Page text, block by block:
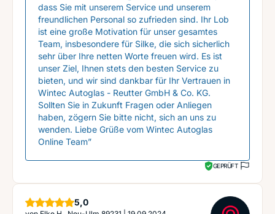
dass Sie mit unserem Service und unserem
freundlichen Personal so zufrieden sind. Ihr Lob
ist eine große Motivation für unser gesamtes
Team, insbesondere für Silke, die sich sicherlich
sehr über Ihre netten Worte freuen wird. Es ist
unser Ziel, Ihnen stets den besten Service zu
bieten, und wir sind dankbar für Ihr Vertrauen in
Wintec Autoglas - Reutter GmbH & Co. KG.
Sollten Sie in Zukunft Fragen oder Anliegen
haben, zögern Sie bitte nicht, sich an uns zu
wenden. Liebe Grüße vom Wintec Autoglas
Online Team”
GEPRÜFT
5,0Sterne